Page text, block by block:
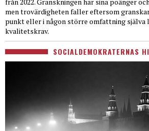
men trovärdigheten faller eftersom
punkt eller i någon större omfattning själva
kvalitetskrav.
SOCIALDEMOKRATERNAS